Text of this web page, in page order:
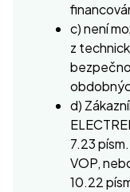
c) není
z
d)
7.23
VOP,
10.22